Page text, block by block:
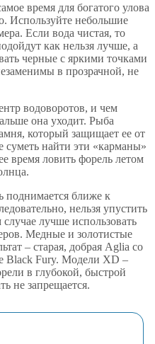
время для богатого улова
Используйте небольшие
Если вода чистая, то
как нельзя лучше, а
черные с яркими точками
в прозрачной, не
водоворотов, и чем
она уходит. Рыба
который защищает ее от
суметь найти эти «карманы»
время ловить форель летом
поднимается ближе к
нельзя упустить
лучше использовать
Медные и золотистые
– старая, добрая Aglia со
Black Fury. Модели XD –
в глубокой, быстрой
не запрещается.